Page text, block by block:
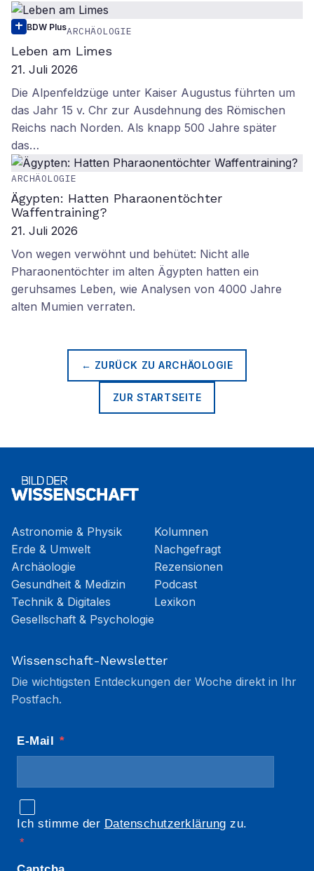
BDW PlusARCHÄOLOGIE
Leben am Limes
21. Juli 2026
Die Alpenfeldzüge unter Kaiser Augustus führten um
das Jahr 15 v. Chr zur Ausdehnung des Römischen
Reichs nach Norden. Als knapp 500 Jahre später
das…
ARCHÄOLOGIE
Ägypten: Hatten Pharaonentöchter
Waffentraining?
21. Juli 2026
Von wegen verwöhnt und behütet: Nicht alle
Pharaonentöchter im alten Ägypten hatten ein
geruhsames Leben, wie Analysen von 4000 Jahre
alten Mumien verraten.
← ZURÜCK ZUARCHÄOLOGIE
ZUR STARTSEITE
Astronomie & Physik
Erde & Umwelt
Archäologie
Gesundheit & Medizin
Technik & Digitales
Gesellschaft & Psychologie
Kolumnen
Nachgefragt
Rezensionen
Podcast
Lexikon
Wissenschaft-Newsletter
Die wichtigsten Entdeckungen der Woche direkt in Ihr
Postfach.